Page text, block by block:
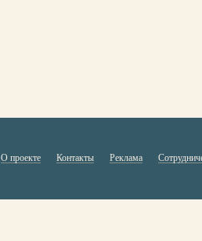
О проекте Контакты Реклама